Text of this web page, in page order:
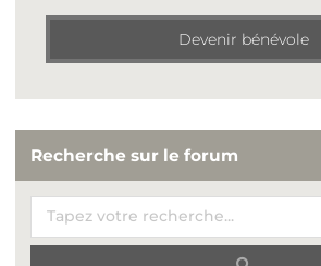
Devenir bénévole
Recherche sur le forum